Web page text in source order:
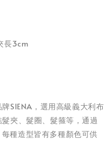
長3cm
SIENA，選用高級義大利布
夾、髮圈、髮箍等，通過
種造型皆有多種顏色可供